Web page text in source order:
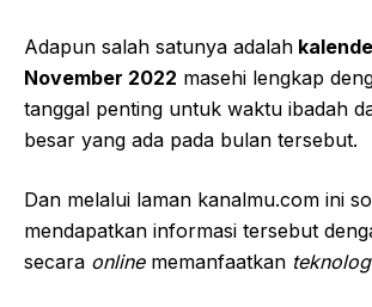
Adapun salah satunya adalah
November 2022 masehi lengkap
tanggal penting untuk waktu ibadah
besar yang ada pada bulan tersebut.
Dan melalui laman kanalmu.com ini
mendapatkan informasi tersebut
secara onlinememanfaatkan